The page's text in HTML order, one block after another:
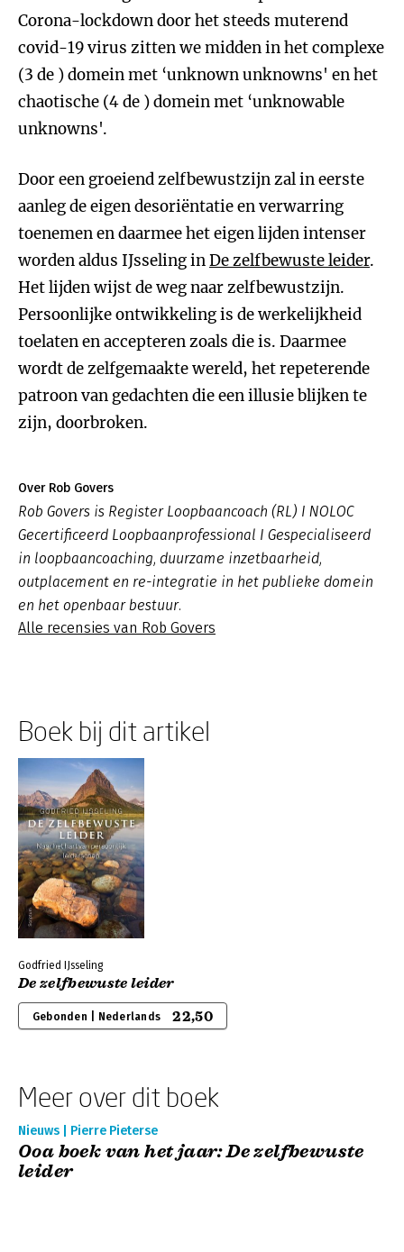
Corona-lockdown door het steeds muterend
covid-19 virus zitten we midden in het complexe
(3 de ) domein met ‘unknown unknowns' en het
chaotische (4 de ) domein met ‘unknowable
unknowns'.
Door een groeiend zelfbewustzijn zal in eerste
aanleg de eigen desoriëntatie en verwarring
toenemen en daarmee het eigen lijden intenser
worden aldus IJsseling inDe zelfbewuste leider.
Het lijden wijst de weg naar zelfbewustzijn.
Persoonlijke ontwikkeling is de werkelijkheid
toelaten en accepteren zoals die is. Daarmee
wordt de zelfgemaakte wereld, het repeterende
patroon van gedachten die een illusie blijken te
zijn, doorbroken.
Over Rob Govers
Rob Govers is Register Loopbaancoach (RL) I NOLOC
Gecertificeerd Loopbaanprofessional I Gespecialiseerd
in loopbaancoaching, duurzame inzetbaarheid,
outplacement en re-integratie in het publieke domein
en het openbaar bestuur.
Alle recensies van Rob Govers
Boek bij dit artikel
Godfried IJsseling
De zelfbewuste leider
Gebonden | Nederlands 22,50
Meer over dit boek
Nieuws | Pierre Pieterse
Ooa boek van het jaar: De zelfbewuste
leider